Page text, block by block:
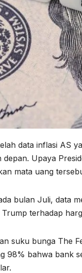
data inflasi AS
Upaya
mata uang
bulan Juli, data
terhadap
suku bunga The
98% bahwa bank